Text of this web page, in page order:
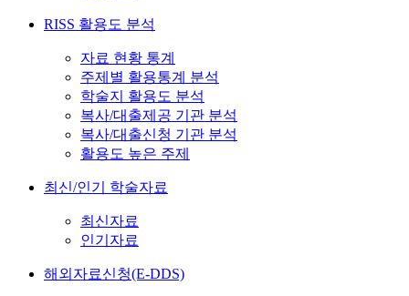
RISS 활용도 분석
자료 현황 통계
주제별 활용통계 분석
학술지 활용도 분석
복사/대출제공 기관 분석
복사/대출신청 기관 분석
활용도 높은 주제
최신/인기 학술자료
최신자료
인기자료
해외자료신청(E-DDS)